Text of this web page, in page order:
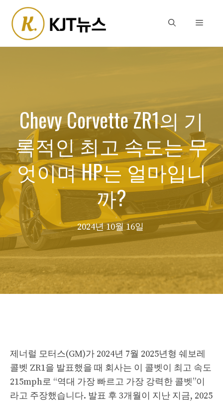
content
Menu
Chevy Corvette ZR1의 기
록적인 최고 속도는 무
엇이며 HP는 얼마입니
까?
2024년 10월 16일
제너럴 모터스(GM)가 2024년 7월 2025년형 쉐보레
콜벳 ZR1을 발표했을 때 회사는 이 콜벳이 최고 속도
215mph로 “역대 가장 빠르고 가장 강력한 콜벳”이
라고 주장했습니다. 발표 후 3개월이 지난 지금, 2025